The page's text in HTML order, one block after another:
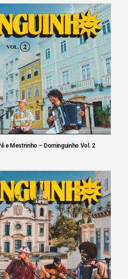
e Mestrinho – Dominguinho Vol. 2